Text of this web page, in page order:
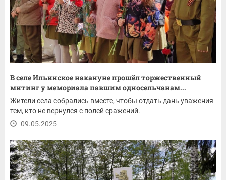
В селе Ильинское накануне прошёл торжественный
митинг у мемориала павшим односельчанам...
Жители села собрались вместе, чтобы отдать дань уважения
тем, кто не вернулся с полей сражений.
09.05.2025